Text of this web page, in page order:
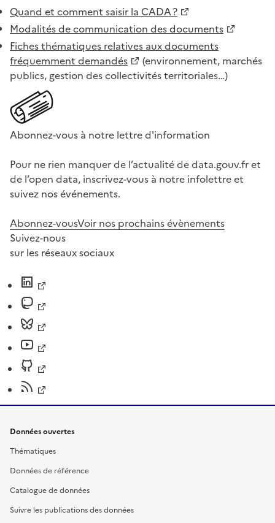
Quand et comment saisir la CADA ?
Modalités de communication des documents
Fiches thématiques relatives aux documents
fréquemment demandés
(environnement, marchés
publics, gestion des collectivités territoriales…)
Abonnez-vous à notre lettre d'information
Pour ne rien manquer de l’actualité de data.gouv.fr et
de l’open data, inscrivez-vous à notre infolettre et
suivez nos événements.
Abonnez-vousVoir nos prochains évènements
Suivez-nous
sur les réseaux sociaux
Données ouvertes
Thématiques
Données de référence
Catalogue de données
Suivre les publications des données